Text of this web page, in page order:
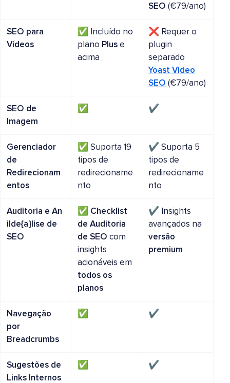
SEO (€79/ano)
SEO para
Vídeos
✅ Incluído no
plano Plus e
acima
❌ Requer o
plugin
separado
Yoast Video
SEO (€79/ano)
SEO de
Imagem
✅ ✔️
Gerenciador
de
Redirecionam
entos
✅ Suporta 19
tipos de
redirecioname
nto
✔️ Suporta 5
tipos de
redirecioname
nto
Auditoria e An
ilde{a}lise de
SEO
✅ Checklist
de Auditoria
de SEO com
insights
acionáveis em
todos os
planos
✔️ Insights
avançados na
versão
premium
Navegação
por
Breadcrumbs
✅ ✔️
Sugestões de
Links Internos
✅ ✔️